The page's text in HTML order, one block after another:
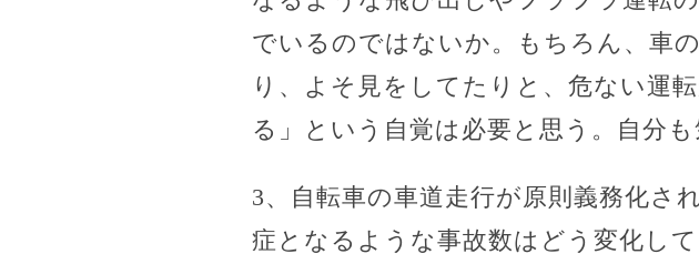
でいるのではないか。もちろん、車
り、よそ見をしてたりと、危ない運
る」という自覚は必要と思う。自分も
3、自転車の車道走行が原則義務化さ
症となるような事故数はどう変化し